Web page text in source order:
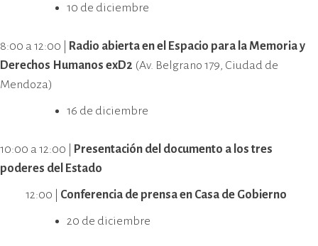
10 de diciembre
8:00 a 12:00 |
Radio abierta en el Espacio para la Memoria y
Derechos Humanos exD2 (Av. Belgrano 179, Ciudad de
Mendoza)
16 de diciembre
10:00 a 12:00 |
Presentación del documento a los tres
poderes del Estado
12:00 | Conferencia de prensa en Casa de Gobierno
20 de diciembre